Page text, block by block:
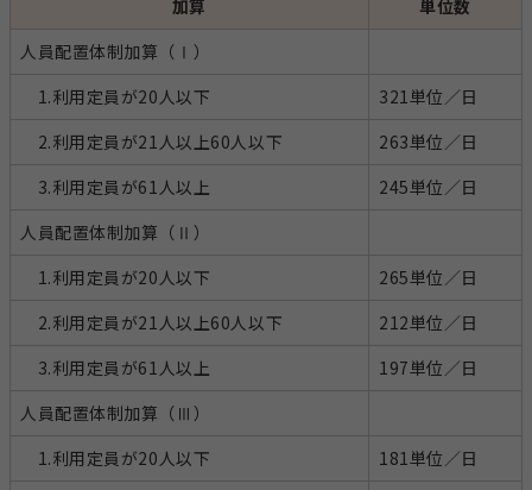
加算
単位数
人員配置体制加算（Ⅰ）
1.利用定員が20人以下
321単位／日
2.利用定員が21人以上60人以下
263単位／日
3.利用定員が61人以上
245単位／日
人員配置体制加算（Ⅱ）
1.利用定員が20人以下
265単位／日
2.利用定員が21人以上60人以下
212単位／日
3.利用定員が61人以上
197単位／日
人員配置体制加算（Ⅲ）
1.利用定員が20人以下
181単位／日